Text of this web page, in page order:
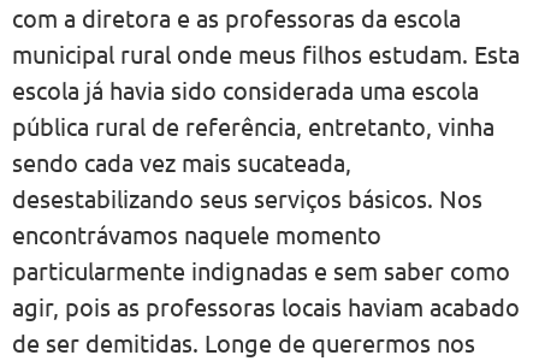
com a diretora e as professoras da escola
municipal rural onde meus filhos estudam. Esta
escola já havia sido considerada uma escola
pública rural de referência, entretanto, vinha
sendo cada vez mais sucateada,
desestabilizando seus serviços básicos. Nos
encontrávamos naquele momento
particularmente indignadas e sem saber como
agir, pois as professoras locais haviam acabado
de ser demitidas. Longe de querermos nos